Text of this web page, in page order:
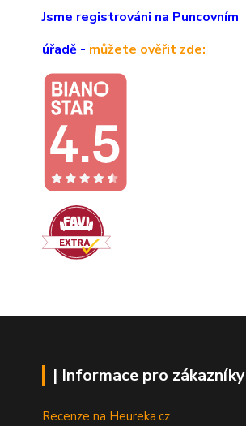
Jsme registrováni na Puncovním
úřadě - můžete ověřit zde:
| Informace pro zákazníky
Recenze na Heureka.cz